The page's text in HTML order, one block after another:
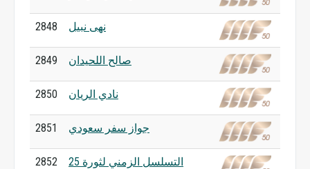
2848 نهى نبيل
2849 صالح اللحيدان
2850 نادي الريان
2851 جواز سفر سعودي
2852
التسلسل الزمني لثورة 25